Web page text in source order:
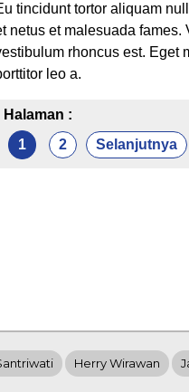
tincidunt tortor aliquam
netus et malesuada
rhoncus est. Eget
leo a.
Halaman :
1
2 Selanjutnya
Herry Wirawan